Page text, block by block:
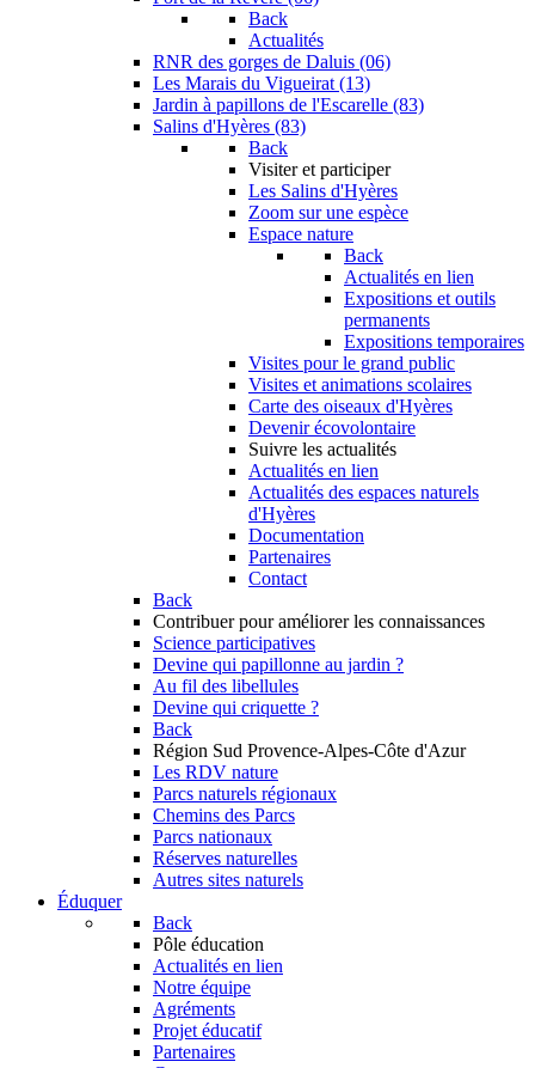
Back
Actualités
RNR des gorges de Daluis (06)
Les Marais du Vigueirat (13)
Jardin à papillons de l'Escarelle (83)
Salins d'Hyères (83)
Back
Visiter et participer
Les Salins d'Hyères
Zoom sur une espèce
Espace nature
Back
Actualités en lien
Expositions et outils
permanents
Expositions temporaires
Visites pour le grand public
Visites et animations scolaires
Carte des oiseaux d'Hyères
Devenir écovolontaire
Suivre les actualités
Actualités en lien
Actualités des espaces naturels
d'Hyères
Documentation
Partenaires
Contact
Back
Contribuer pour améliorer les connaissances
Science participatives
Devine qui papillonne au jardin ?
Au fil des libellules
Devine qui criquette ?
Back
Région Sud Provence-Alpes-Côte d'Azur
Les RDV nature
Parcs naturels régionaux
Chemins des Parcs
Parcs nationaux
Réserves naturelles
Autres sites naturels
Éduquer
Back
Pôle éducation
Actualités en lien
Notre équipe
Agréments
Projet éducatif
Partenaires